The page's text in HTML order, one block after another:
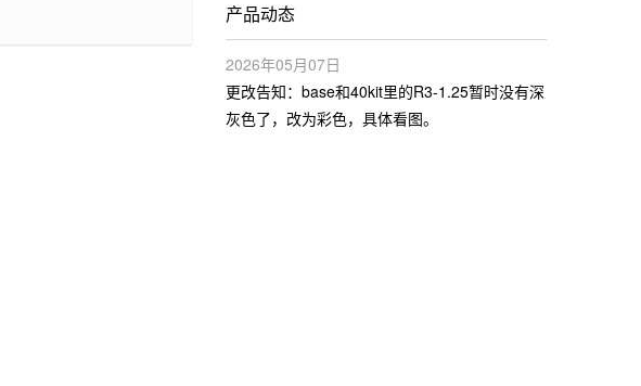
产品动态
2026年05月07日
更改告知：base和40kit里的R3-1.25暂时没有深
灰色了，改为彩色，具体看图。